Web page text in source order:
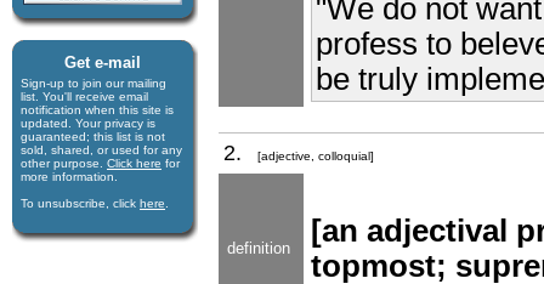
Get e-mail
Sign-up to join our mail­ing
list. You'll receive e­mail
notification when this site is
updated. Your privacy is
guaran­teed; this list is not
sold, shared, or used for any
other purpose. Click here for
more infor­mation.
To unsubscribe, click here
"We do not
profess to
be truly
2. [adjective, colloquial]
definition
[an adjectival
topmost;